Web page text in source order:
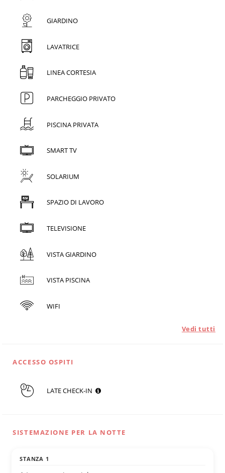
GIARDINO
LAVATRICE
LINEA CORTESIA
PARCHEGGIO PRIVATO
PISCINA PRIVATA
SMART TV
SOLARIUM
SPAZIO DI LAVORO
TELEVISIONE
VISTA GIARDINO
VISTA PISCINA
WIFI
Vedi tutti
ACCESSO OSPITI
LATE CHECK-IN
SISTEMAZIONE PER LA NOTTE
STANZA 1